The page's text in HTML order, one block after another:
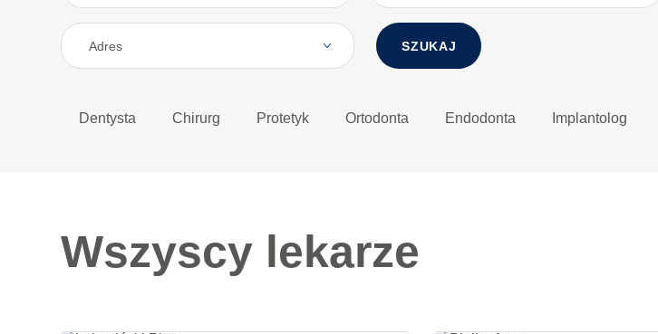
Adres SZUKAJ
Dentysta Chirurg Protetyk Ortodonta Endodonta Implantolog
Wszyscy lekarze